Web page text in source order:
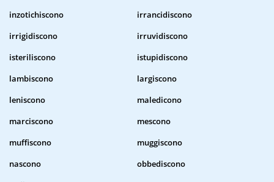
inzotichiscono
irrancidiscono
irrigidiscono
irruvidiscono
isteriliscono
istupidiscono
lambiscono
largiscono
leniscono
maledicono
marciscono
mescono
muffiscono
muggiscono
nascono
obbediscono